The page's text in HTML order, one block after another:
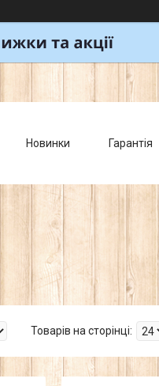
Новинки Гарантія